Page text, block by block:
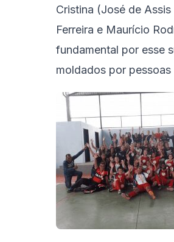
Cristina (José de
Ferreira e Maurício
fundamental por esse
moldados por